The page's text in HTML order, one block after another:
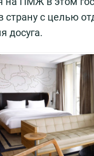
страну с целью
досуга.